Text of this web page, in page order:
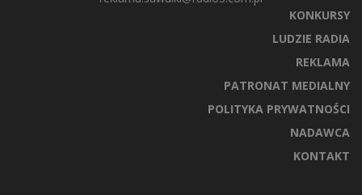
KONKURSY
LUDZIE RADIA
REKLAMA
PATRONAT MEDIALNY
POLITYKA PRYWATNOŚCI
NADAWCA
KONTAKT